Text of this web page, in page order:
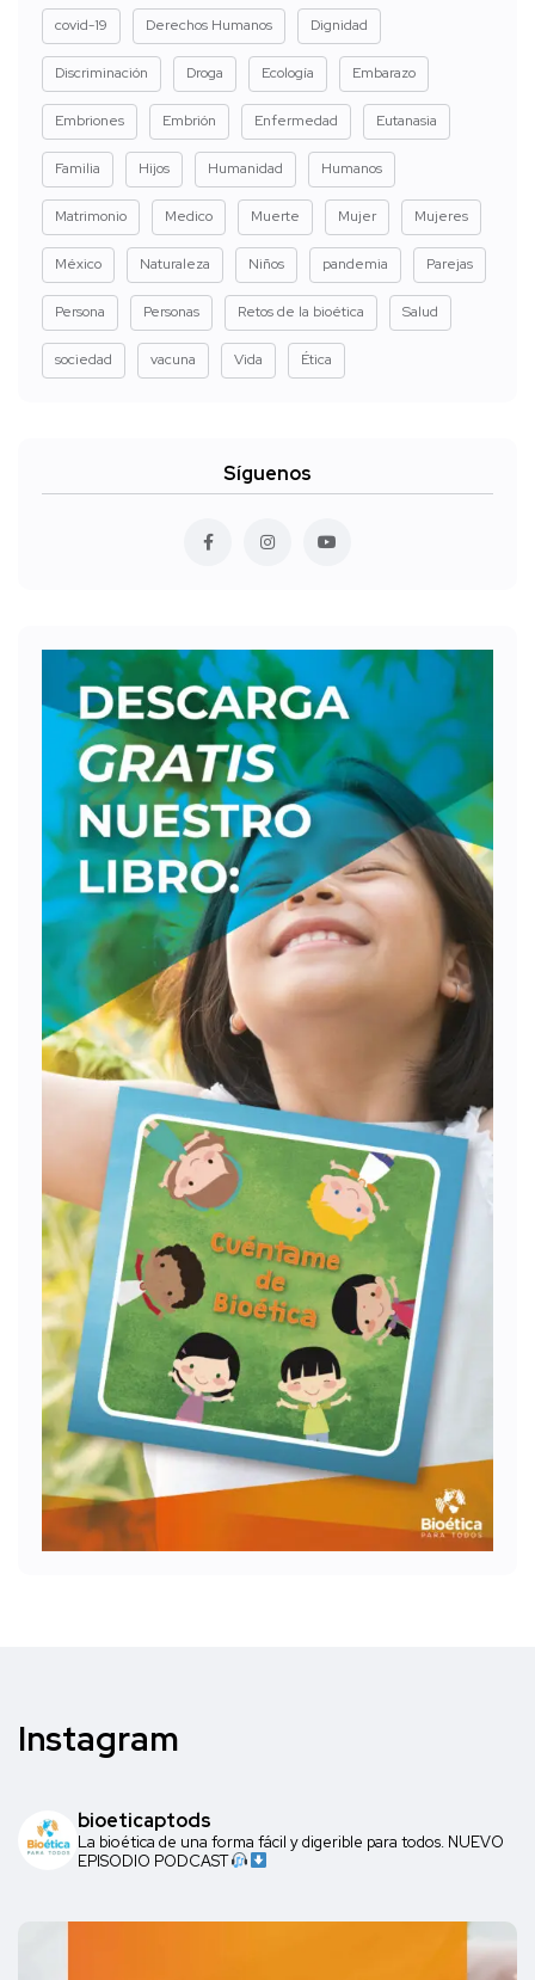
covid-19 Derechos Humanos Dignidad
Discriminación Droga Ecología Embarazo
Embriones Embrión Enfermedad Eutanasia
Familia Hijos Humanidad Humanos
Matrimonio Medico Muerte Mujer Mujeres
México Naturaleza Niños pandemia Parejas
Persona Personas Retos de la bioética Salud
sociedad vacuna Vida Ética
Síguenos
Instagram
bioeticaptods
La bioética de una forma fácil y digerible para todos. NUEVO
EPISODIO PODCAST